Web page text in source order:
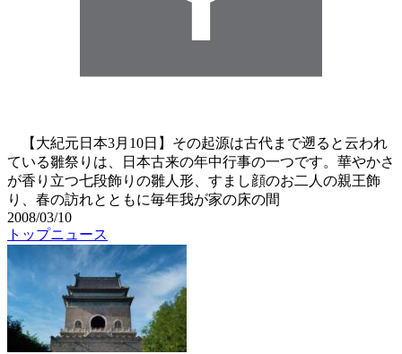
【大紀元日本3月10日】その起源は古代まで遡ると云われ
ている雛祭りは、日本古来の年中行事の一つです。華やかさ
が香り立つ七段飾りの雛人形、すまし顔のお二人の親王飾
り、春の訪れとともに毎年我が家の床の間
2008/03/10
トップニュース